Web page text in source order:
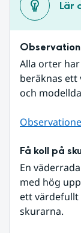
Lär
Alla orter
beräknas
och
Få koll på
En
med hög
ett värdefullt
skurarna.